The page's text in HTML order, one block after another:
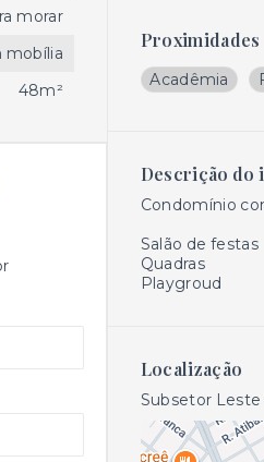
Proximidades
Acadêmia
Descrição do
Condomínio
Salão de festas
Quadras
Playgroud
Localização
Subsetor Leste
morar
mobília
48m²